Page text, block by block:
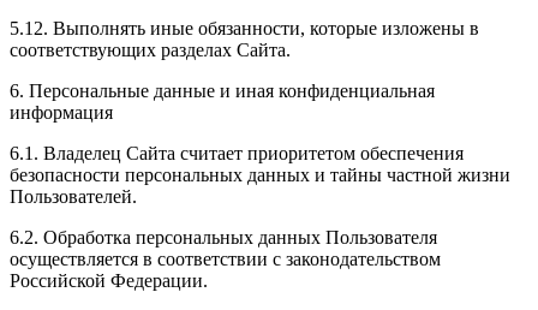
5.12. Выполнять иные обязанности, которые изложены в
соответствующих разделах Сайта.
6. Персональные данные и иная конфиденциальная
информация
6.1. Владелец Сайта считает приоритетом обеспечения
безопасности персональных данных и тайны частной жизни
Пользователей.
6.2. Обработка персональных данных Пользователя
осуществляется в соответствии с законодательством
Российской Федерации.